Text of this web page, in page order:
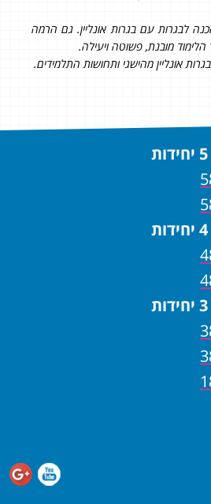
לבגרות עם בגרות אונליין. גם הרמה
מובנת, פשוטה ויעילה.
אונליין מהישגי ותחושות התלמידים.